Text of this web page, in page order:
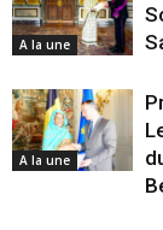
A la une
A la une